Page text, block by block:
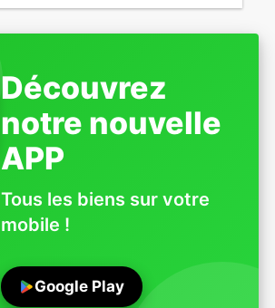
Découvrez
notre nouvelle
APP
Tous les biens sur votre
mobile !
Google Play